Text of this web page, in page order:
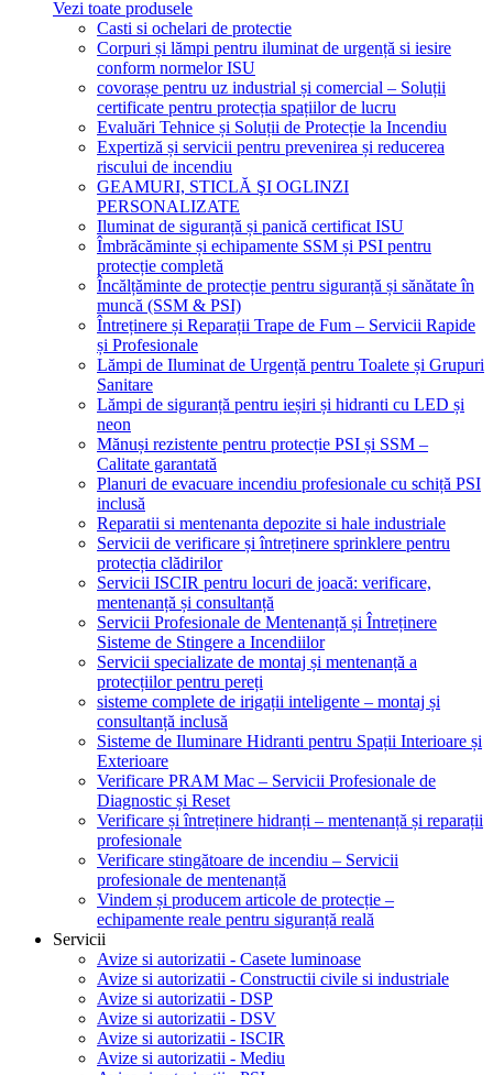
Vezi toate produsele
Casti si ochelari de protectie
Corpuri și lămpi pentru iluminat de urgență si iesire
conform normelor ISU
covorașe pentru uz industrial și comercial – Soluții
certificate pentru protecția spațiilor de lucru
Evaluări Tehnice și Soluții de Protecție la Incendiu
Expertiză și servicii pentru prevenirea și reducerea
riscului de incendiu
GEAMURI, STICLĂ ŞI OGLINZI
PERSONALIZATE
Iluminat de siguranță și panică certificat ISU
Îmbrăcăminte și echipamente SSM și PSI pentru
protecție completă
Încălțăminte de protecție pentru siguranță și sănătate în
muncă (SSM & PSI)
Întreținere și Reparații Trape de Fum – Servicii Rapide
și Profesionale
Lămpi de Iluminat de Urgență pentru Toalete și Grupuri
Sanitare
Lămpi de siguranță pentru ieșiri și hidranti cu LED și
neon
Mănuși rezistente pentru protecție PSI și SSM –
Calitate garantată
Planuri de evacuare incendiu profesionale cu schiță PSI
inclusă
Reparatii si mentenanta depozite si hale industriale
Servicii de verificare și întreținere sprinklere pentru
protecția clădirilor
Servicii ISCIR pentru locuri de joacă: verificare,
mentenanță și consultanță
Servicii Profesionale de Mentenanță și Întreținere
Sisteme de Stingere a Incendiilor
Servicii specializate de montaj și mentenanță a
protecțiilor pentru pereți
sisteme complete de irigații inteligente – montaj și
consultanță inclusă
Sisteme de Iluminare Hidranti pentru Spații Interioare și
Exterioare
Verificare PRAM Mac – Servicii Profesionale de
Diagnostic și Reset
Verificare și întreținere hidranți – mentenanță și reparații
profesionale
Verificare stingătoare de incendiu – Servicii
profesionale de mentenanță
Vindem și producem articole de protecție –
echipamente reale pentru siguranță reală
Servicii
Avize si autorizatii - Casete luminoase
Avize si autorizatii - Constructii civile si industriale
Avize si autorizatii - DSP
Avize si autorizatii - DSV
Avize si autorizatii - ISCIR
Avize si autorizatii - Mediu